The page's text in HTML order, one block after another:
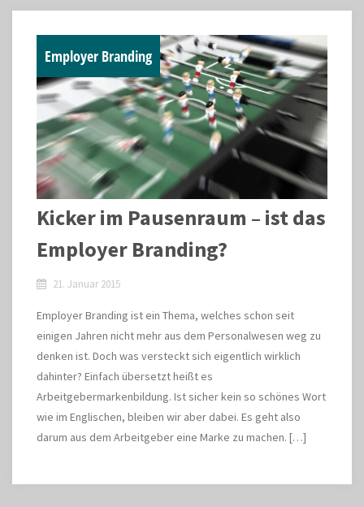
Employer Branding
Kicker im Pausenraum – ist das
Employer Branding?
21. Januar 2015
Employer Branding ist ein Thema, welches schon seit
einigen Jahren nicht mehr aus dem Personalwesen weg zu
denken ist. Doch was versteckt sich eigentlich wirklich
dahinter? Einfach übersetzt heißt es
Arbeitgebermarkenbildung. Ist sicher kein so schönes Wort
wie im Englischen, bleiben wir aber dabei. Es geht also
darum aus dem Arbeitgeber eine Marke zu machen. […]